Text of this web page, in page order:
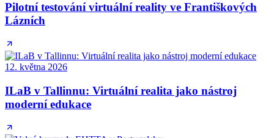
Pilotní testování virtuální reality ve Františkových
Lázních
12. května 2026
ILaB v Tallinnu: Virtuální realita jako nástroj
moderní edukace